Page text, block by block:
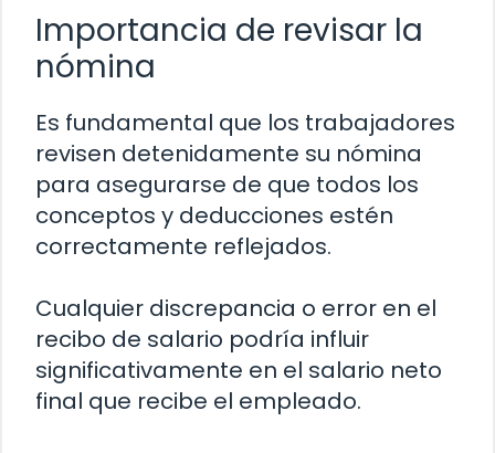
Importancia de revisar la
nómina
Es fundamental que los trabajadores
revisen detenidamente su nómina
para asegurarse de que todos los
conceptos y deducciones estén
correctamente reflejados.
Cualquier discrepancia o error en el
recibo de salario podría influir
significativamente en el salario neto
final que recibe el empleado.